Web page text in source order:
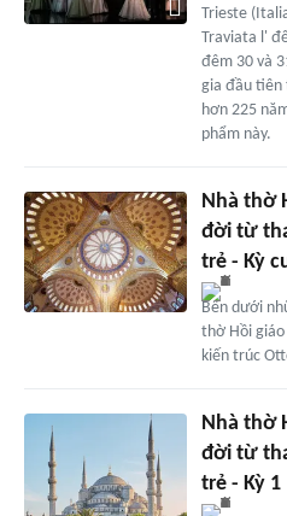
Trieste
Traviata l'
đêm 30 và
gia đầu tiên
hơn 225
phẩm này.
Nhà thờ
đời từ
trẻ - Kỳ
Bên dưới
thờ Hồi giáo
kiến trúc
Nhà thờ
đời từ
trẻ - Kỳ 1